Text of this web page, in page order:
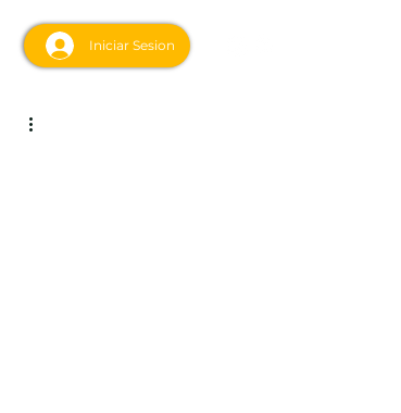
Iniciar Sesion